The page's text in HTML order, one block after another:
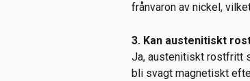
frånvaron av nickel,
3. Kan austenitiskt
Ja, austenitiskt rostfritt
bli svagt magnetiskt